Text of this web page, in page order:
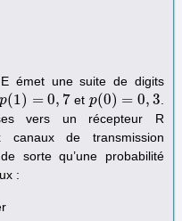
E émet une suite de digits
p(1) = 0, 7
p(1)= 0,7 et p(0) = 0, 3
p(0)= 0,3
vers un récepteur R
de transmission
sorte qu’une probabilité
: